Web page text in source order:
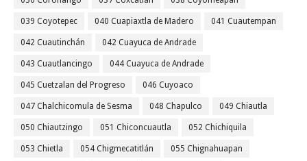
039 Coyotepec 040 Cuapiaxtla de Madero 041 Cuautempan
042 Cuautinchán 042 Cuayuca de Andrade
043 Cuautlancingo 044 Cuayuca de Andrade
045 Cuetzalan del Progreso 046 Cuyoaco
047 Chalchicomula de Sesma 048 Chapulco 049 Chiautla
050 Chiautzingo 051 Chiconcuautla 052 Chichiquila
053 Chietla 054 Chigmecatitlán 055 Chignahuapan